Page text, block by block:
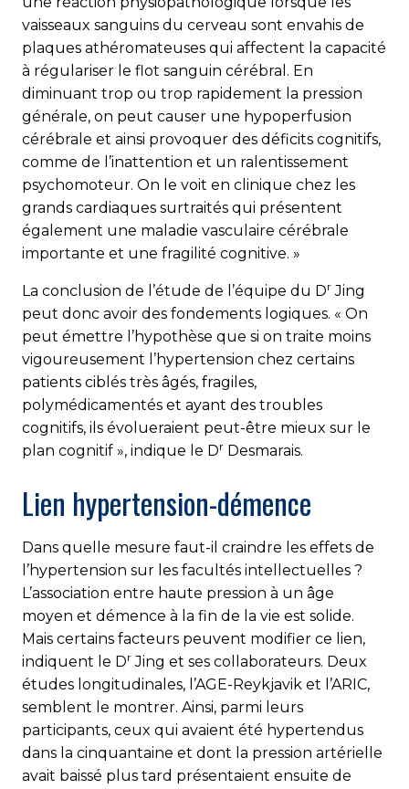
vaisseaux sanguins du cerveau sont envahis de
plaques athéromateuses qui affectent la capacité
à régulariser le flot sanguin cérébral. En
diminuant trop ou trop rapidement la pression
générale, on peut causer une hypoperfusion
cérébrale et ainsi provoquer des déficits cognitifs,
comme de l’inattention et un ralentissement
psychomoteur. On le voit en clinique chez les
grands cardiaques surtraités qui présentent
également une maladie vasculaire cérébrale
importante et une fragilité cognitive. »
La conclusion de l’étude de l’équipe du Dr Jing
peut donc avoir des fondements logiques. « On
peut émettre l’hypothèse que si on traite moins
vigoureusement l’hypertension chez certains
patients ciblés très âgés, fragiles,
polymédicamentés et ayant des troubles
cognitifs, ils évolueraient peut-être mieux sur le
plan cognitif », indique le Dr Desmarais.
Lien hypertension-démence
Dans quelle mesure faut-il craindre les effets de
l’hypertension sur les facultés intellectuelles ?
L’association entre haute pression à un âge
moyen et démence à la fin de la vie est solide.
Mais certains facteurs peuvent modifier ce lien,
indiquent le Dr Jing et ses collaborateurs. Deux
études longitudinales, l’AGE-Reykjavik et l’ARIC,
semblent le montrer. Ainsi, parmi leurs
participants, ceux qui avaient été hypertendus
dans la cinquantaine et dont la pression artérielle
avait baissé plus tard présentaient ensuite de